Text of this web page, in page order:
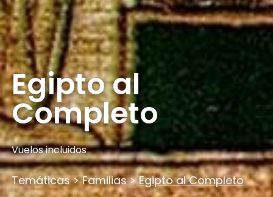
Egipto al
Completo
Vuelos incluidos
Temáticas > Familias > Egipto al Completo